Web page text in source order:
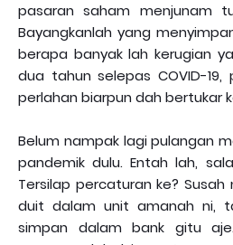
pasaran saham menjunam
Bayangkanlah yang
berapa banyak lah kerugian
dua tahun selepas COVID-
perlahan biarpun dah bertukar
Belum nampak lagi pulangan
pandemik dulu. Entah lah,
Tersilap percaturan ke?
duit dalam unit amanah ni,
simpan dalam bank gitu